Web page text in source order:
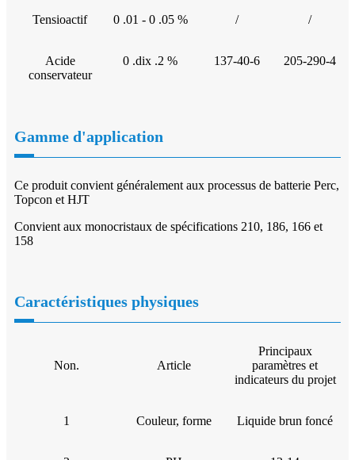
Tensioactif 0 .01 - 0 .05 % / /
Acide
conservateur
0 .dix .2 % 137-40-6 205-290-4
Gamme d'application
Ce produit convient généralement aux processus de batterie Perc,
Topcon et HJT
Convient aux monocristaux de spécifications 210, 186, 166 et
158
Caractéristiques physiques
Non. Article
Principaux
paramètres et
indicateurs du projet
1 Couleur, forme Liquide brun foncé